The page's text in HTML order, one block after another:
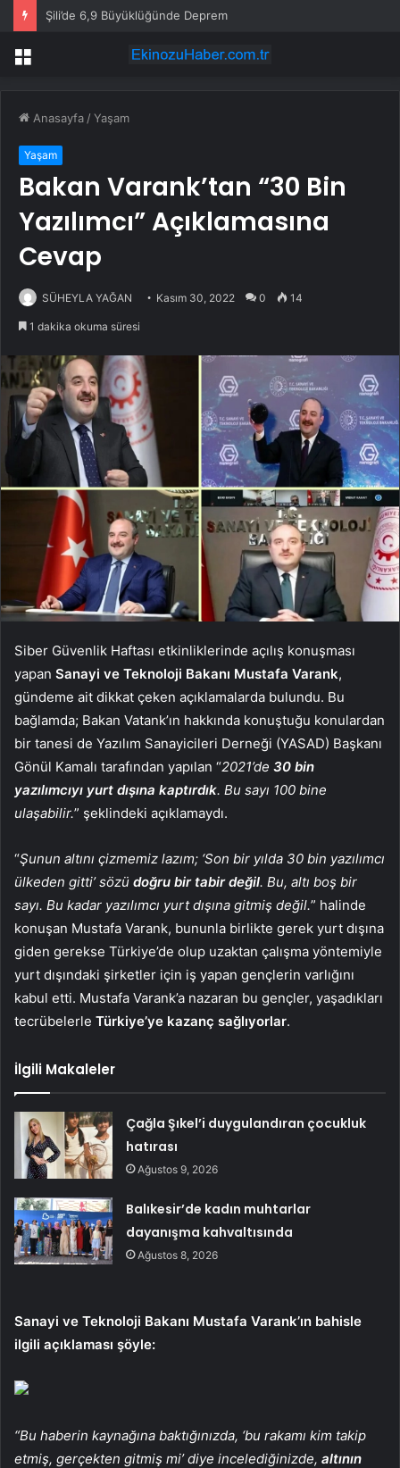
Şili’de 6,9 Büyüklüğünde Deprem
Menü
Anasayfa /Yaşam
Yaşam
Bakan Varank’tan “30 Bin
Yazılımcı” Açıklamasına
Cevap
SÜHEYLA YAĞAN Kasım 30, 2022 0 14
1 dakika okuma süresi
Siber Güvenlik Haftası etkinliklerinde açılış konuşması
yapan Sanayi ve Teknoloji Bakanı Mustafa Varank,
gündeme ait dikkat çeken açıklamalarda bulundu. Bu
bağlamda; Bakan Vatank’ın hakkında konuştuğu konulardan
bir tanesi de Yazılım Sanayicileri Derneği (YASAD) Başkanı
Gönül Kamalı tarafından yapılan “2021’de 30 bin
yazılımcıyı yurt dışına kaptırdık. Bu sayı 100 bine
ulaşabilir.” şeklindeki açıklamaydı.
“Şunun altını çizmemiz lazım; ‘Son bir yılda 30 bin yazılımcı
ülkeden gitti’ sözü doğru bir tabir değil. Bu, altı boş bir
sayı. Bu kadar yazılımcı yurt dışına gitmiş değil.” halinde
konuşan Mustafa Varank, bununla birlikte gerek yurt dışına
giden gerekse Türkiye’de olup uzaktan çalışma yöntemiyle
yurt dışındaki şirketler için iş yapan gençlerin varlığını
kabul etti. Mustafa Varank’a nazaran bu gençler, yaşadıkları
tecrübelerle Türkiye’ye kazanç sağlıyorlar.
İlgili Makaleler
Çağla Şıkel’i duygulandıran çocukluk
hatırası
Ağustos 9, 2026
Balıkesir’de kadın muhtarlar
dayanışma kahvaltısında
Ağustos 8, 2026
Sanayi ve Teknoloji Bakanı Mustafa Varank’ın bahisle
ilgili açıklaması şöyle:
“Bu haberin kaynağına baktığınızda, ‘bu rakamı kim takip
etmiş, gerçekten gitmiş mi’ diye incelediğinizde, altının